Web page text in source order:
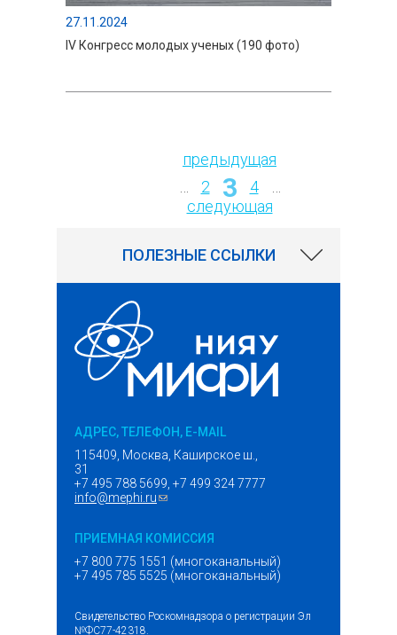
27.11.2024
IV Конгресс молодых ученых (190 фото)
предыдущая
2 3 4
следующая
ПОЛЕЗНЫЕ ССЫЛКИ
АДРЕС, ТЕЛЕФОН, E-MAIL
115409, Москва, Каширское ш.,
31
+7 495 788 5699, +7 499 324 7777
info@mephi.ru(ссылка для отправки email)
ПРИЕМНАЯ КОМИССИЯ
+7 800 775 1551 (многоканальный)
+7 495 785 5525 (многоканальный)
Свидетельство Роскомнадзора о регистрации Эл
№ФС77-42318.